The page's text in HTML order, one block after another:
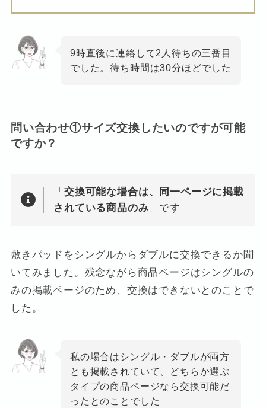
9時直後に連絡して2人待ちの三番目
でした。待ち時間は30分ほどでした
問い合わせ①サイズ交換したいのですが可能
ですか？
「交換可能な場合は、同一ページに掲載
されている商品のみ 」です
敷きパッドをシングルからダブルに交換できるか聞
いてみました。残念ながら商品ページはシングルの
みの掲載ページのため、交換はできないとのことで
した。
私の場合はシングル・ダブルが両方
とも掲載されていて、どちらか選ぶ
タイプの商品ページなら交換可能だ
ったとのことでした